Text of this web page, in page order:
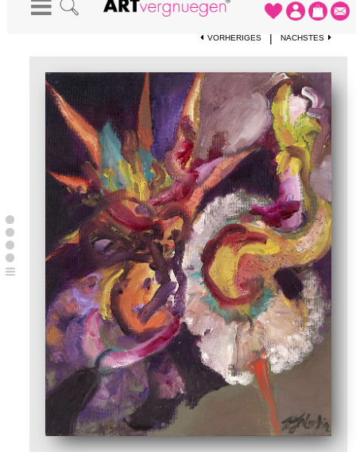
NÄCHSTES
|
VORHERIGES